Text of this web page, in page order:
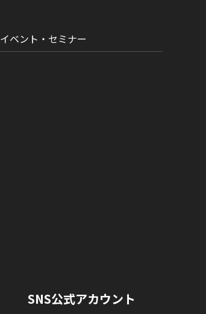
イベント・セミナー
SNS公式アカウント